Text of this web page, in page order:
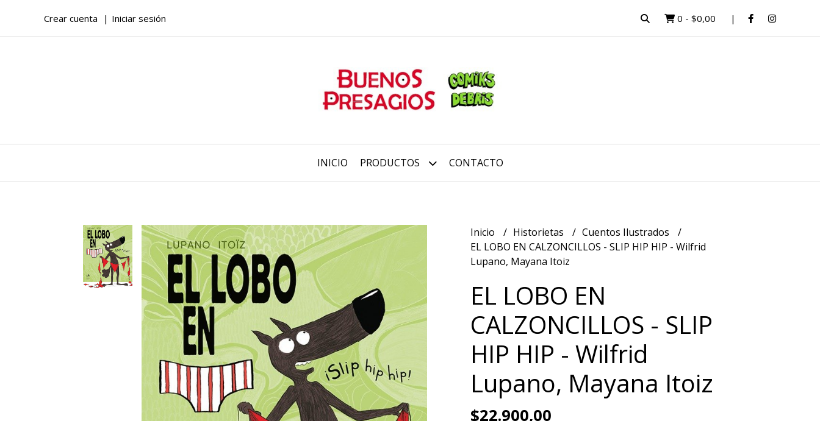
Crear cuenta Iniciar sesión 0 - $0,00
INICIO PRODUCTOS CONTACTO
Inicio Historietas
Cuentos Ilustrados
EL LOBO EN CALZONCILLOS - SLIP HIP HIP - Wilfrid
Lupano, Mayana Itoiz
EL LOBO EN
CALZONCILLOS - SLIP
HIP HIP - Wilfrid
Lupano, Mayana Itoiz
$22.900,00